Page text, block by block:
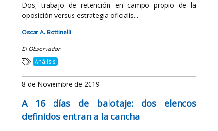
Dos, trabajo de retención en campo propio de la
oposición versus estrategia oficialis...
Oscar A. Bottinelli
El Observador
Análisis
8 de Noviembre de 2019
A 16 días de balotaje: dos elencos
definidos entran a la cancha